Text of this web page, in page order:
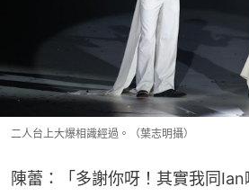
二人台上大爆相識經過。（葉志明攝）
陳蕾：「多謝你呀！其實我同